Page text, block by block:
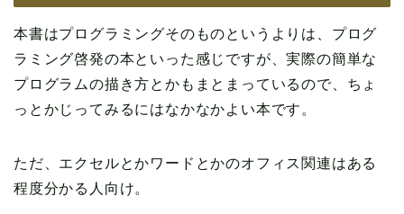
本書はプログラミングそのものというよりは、プログ
ラミング啓発の本といった感じですが、実際の簡単な
プログラムの描き方とかもまとまっているので、ちょ
っとかじってみるにはなかなかよい本です。
ただ、エクセルとかワードとかのオフィス関連はある
程度分かる人向け。